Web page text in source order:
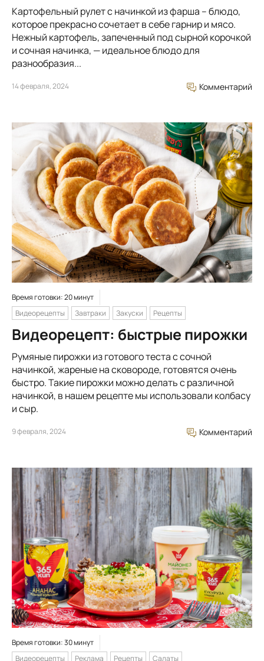
Картофельный рулет с начинкой из фарша – блюдо,
которое прекрасно сочетает в себе гарнир и мясо.
Нежный картофель, запеченный под сырной корочкой
и сочная начинка, — идеальное блюдо для
разнообразия...
14 февраля, 2024 Комментарий
Время готовки: 20 минут
Видеорецепты
Завтраки Закуски Рецепты
Видеорецепт: быстрые пирожки
Румяные пирожки из готового теста с сочной
начинкой, жареные на сковороде, готовятся очень
быстро. Такие пирожки можно делать с различной
начинкой, в нашем рецепте мы использовали колбасу
и сыр.
9 февраля, 2024 Комментарий
Время готовки: 30 минут
Видеорецепты
Реклама Рецепты Салаты